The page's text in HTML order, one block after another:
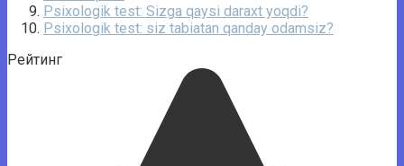
Psixologik test: Sizga qaysi daraxt yoqdi?
Psixologik test: siz tabiatan qanday odamsiz?
Рейтинг